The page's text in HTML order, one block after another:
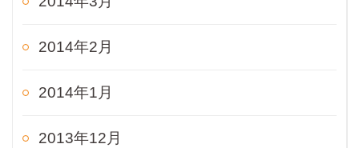
2014年2月
2014年1月
2013年12月